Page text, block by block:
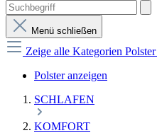
Menü schließen
Zeige alle Kategorien Polster
Polster anzeigen
SCHLAFEN
KOMFORT